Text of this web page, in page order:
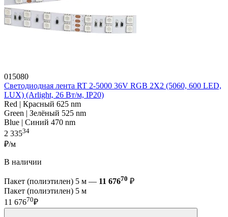
015080
Светодиодная лента RT 2-5000 36V RGB 2X2 (5060, 600 LED,
LUX) (Arlight, 26 Вт/м, IP20)
Red | Красный 625 nm
Green | Зелёный 525 nm
Blue | Синий 470 nm
2 33534
₽/м
В наличии
Пакет (полиэтилен) 5 м — 11 67670 ₽
Пакет (полиэтилен) 5 м
11 67670₽